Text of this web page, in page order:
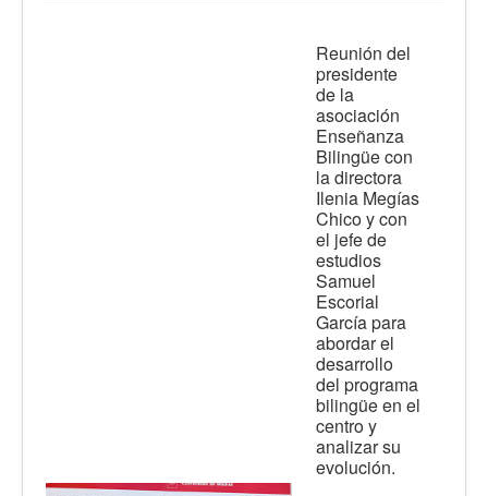
Reunión del
presidente
de la
asociación
Enseñanza
Bilingüe con
la directora
Ilenia Megías
Chico y con
el jefe de
estudios
Samuel
Escorial
García para
abordar el
desarrollo
del programa
bilingüe en el
centro y
analizar su
evolución.